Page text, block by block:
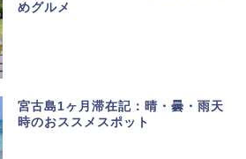
めグルメ
宮古島1ヶ月滞在記：晴・曇・雨天
時のおススメスポット